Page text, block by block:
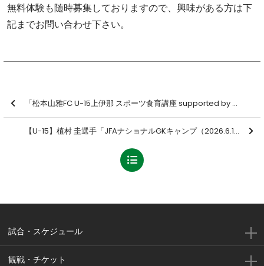
無料体験も随時募集しておりますので、興味がある方は下
記までお問い合わせ下さい。
「松本山雅FC U-15上伊那 スポーツ食育講座 supported by ニッスイ」を開催しました【報告】
【U-15】植村 圭選手「JFAナショナルGKキャンプ（2026.6.12-6.14＠高円宮記念JFA夢フィールド）」メンバーに選出のお知らせ
試合・スケジュール
観戦・チケット